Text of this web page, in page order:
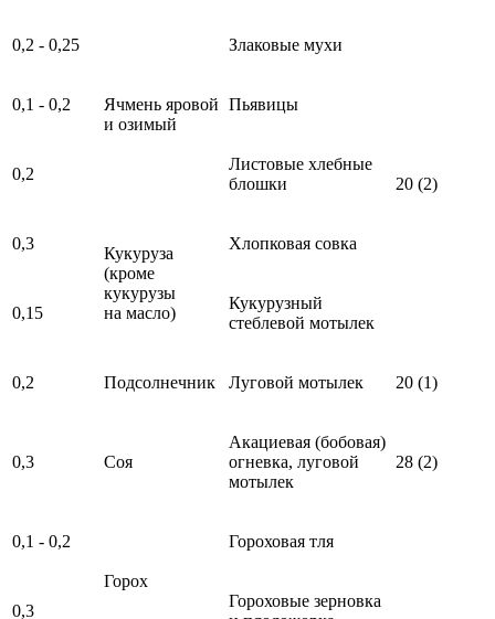
0,2 - 0,25
Ячмень яровой
и озимый
Злаковые мухи
20 (2)
0,1 - 0,2 Пьявицы
0,2
Листовые хлебные
блошки
0,3
Кукуруза
(кроме
кукурузы
на масло)
Хлопковая совка
0,15
Кукурузный
стеблевой мотылек
0,2 Подсолнечник Луговой мотылек 20 (1)
0,3 Соя
Акациевая (бобовая)
огневка, луговой
мотылек
28 (2)
0,1 - 0,2
Горох
Гороховая тля
0,3
Гороховые зерновка